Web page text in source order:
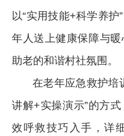
以“实用技能+科学养
年人送上健康保障与
助老的和谐村社氛围。
在老年应急救护培
讲解+实操演示”的方
效呼救技巧入手，详